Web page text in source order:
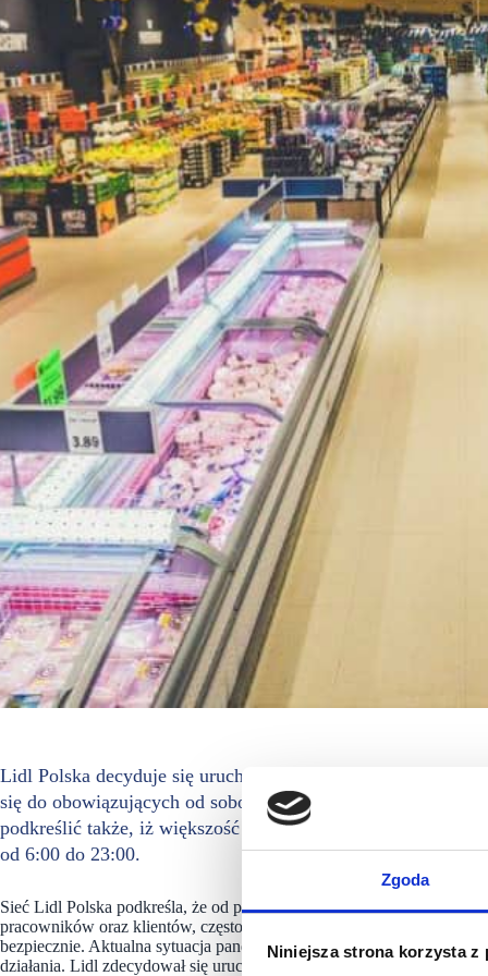
Zgoda
Niniejsza strona korzysta z
Lidl Polska decyduje się uruchomić ponad 200 sklepów w
się do obowiązujących od soboty, nowych wytycznych
podkreślić także, iż większość sklepów sieci jest czynna
od 6:00 do 23:00.
Sieć Lidl Polska podkreśla, że od początku pandemii wprowadziła
pracowników oraz klientów, często reagując z dnia na dzień. W ten
bezpiecznie. Aktualna sytuacja pandemiczna oraz najnowsze
działania. Lidl zdecydował się uruchomić ponad 200 sklepów w